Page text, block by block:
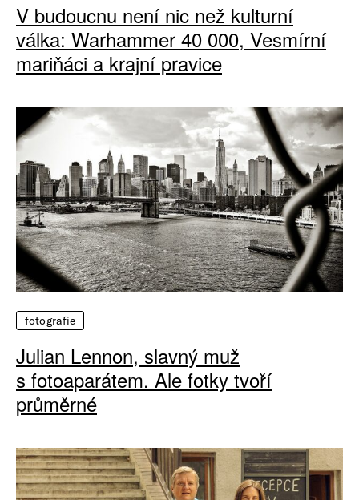
V budoucnu není nic než kulturní
válka: Warhammer 40 000, Vesmírní
mariňáci a krajní pravice
fotografie
Julian Lennon, slavný muž
s fotoaparátem. Ale fotky tvoří
průměrné